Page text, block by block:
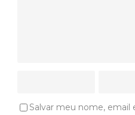
Salvar meu nome, email